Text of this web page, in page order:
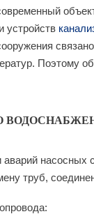
устройств
Поэтому
аварий
труб,